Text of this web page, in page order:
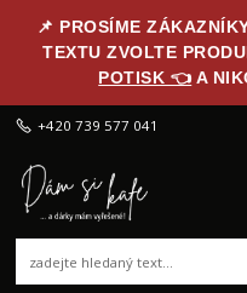
📌 PROSÍME
TEXTU ZVOLTE
POTISK 👈 A
+420 739 577 041